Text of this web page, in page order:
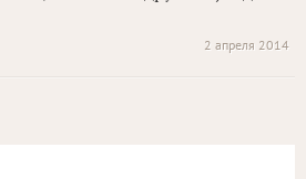
2 апреля 2014